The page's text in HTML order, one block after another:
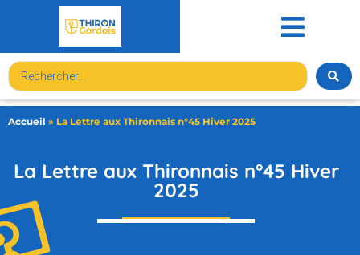
Accueil » La Lettre aux Thironnais n°45 Hiver 2025
La Lettre aux Thironnais n°45 Hiver
2025